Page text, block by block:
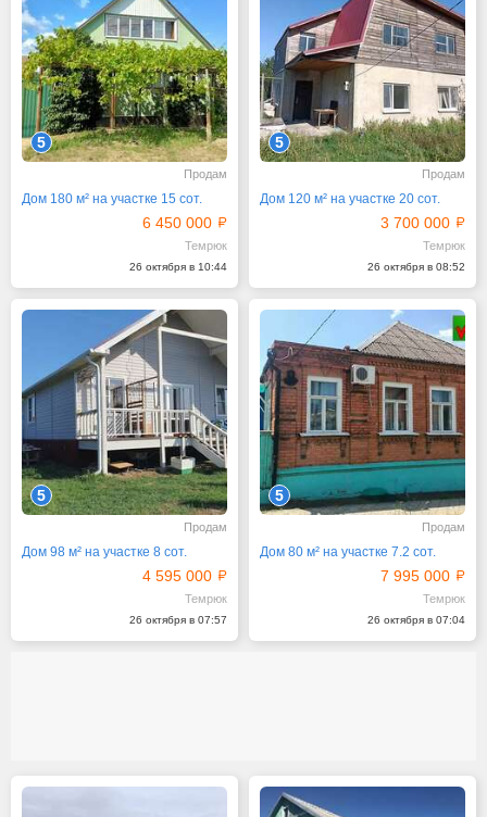
5
Продам
Дом 180 м² на участке 15 сот.
6 450 000
Темрюк
26 октября в 10:44
5
Продам
Дом 120 м² на участке 20 сот.
3 700 000
Темрюк
26 октября в 08:52
5
Продам
Дом 98 м² на участке 8 сот.
4 595 000
Темрюк
26 октября в 07:57
5
Продам
Дом 80 м² на участке 7.2 сот.
7 995 000
Темрюк
26 октября в 07:04